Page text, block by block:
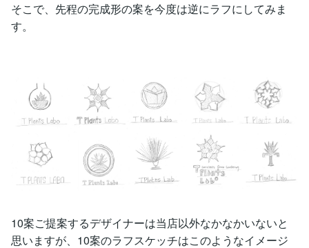
そこで、先程の完成形の案を今度は逆にラフにしてみま
す。
10案ご提案するデザイナーは当店以外なかなかいないと
思いますが、10案のラフスケッチはこのようなイメージ